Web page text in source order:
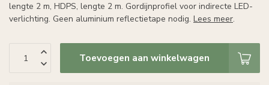
lengte 2 m, HDPS, lengte 2 m. Gordijnprofiel voor indirecte LED-
verlichting. Geen aluminium reflectietape nodig. Lees meer.
Toevoegen aan winkelwagen